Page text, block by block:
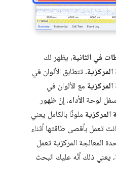
في الثانية، يظهر لك
. تتطابق الألوان في
مع الألوان في
لوحة الأداء. إنّ ظهور
المركزية ملونًا بالكامل يعني
تعمل بأقصى طاقتها أثناء
المعالجة المركزية تعمل
يعني ذلك أنّه عليك البحث